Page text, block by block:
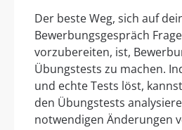
Der beste Weg, sich auf
Bewerbungsgespräch
vorzubereiten, ist,
Übungstests zu machen.
und echte Tests löst,
den Übungstests
notwendigen Änderungen